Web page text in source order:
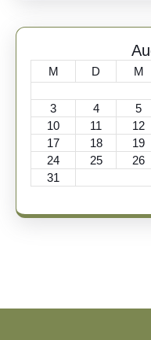
M D M
3
4 5
10
11 12
17
18 19
24
25 26
31